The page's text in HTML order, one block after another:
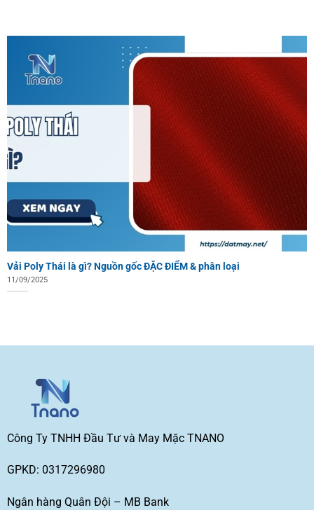
Vải Poly Thái là gì? Nguồn gốc ĐẶC ĐIỂM & phân loại
11/09/2025
Công Ty TNHH Đầu Tư và May Mặc TNANO
GPKD: 0317296980
Ngân hàng Quân Đội – MB Bank